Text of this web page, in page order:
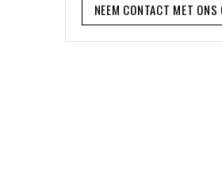
NEEM CONTACT MET ONS